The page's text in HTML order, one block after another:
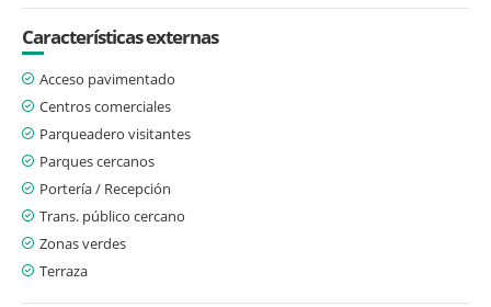
Características externas
Acceso pavimentado
Centros comerciales
Parqueadero visitantes
Parques cercanos
Portería / Recepción
Trans. público cercano
Zonas verdes
Terraza